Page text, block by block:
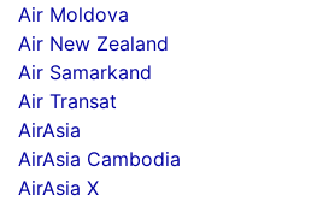
Air Moldova
Air New Zealand
Air Samarkand
Air Transat
AirAsia
AirAsia Cambodia
AirAsia X